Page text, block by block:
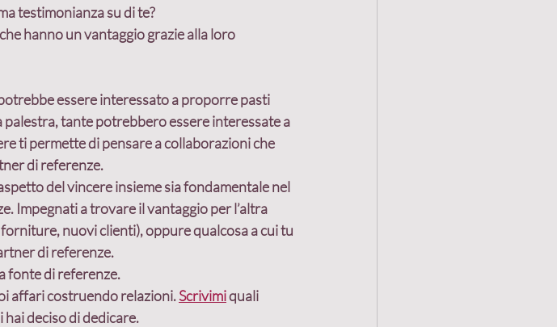
testimonianza su di te?
hanno un vantaggio grazie alla loro
essere interessato a proporre pasti
tante potrebbero essere interessate a
ti permette di pensare a collaborazioni che
di referenze.
del vincere insieme sia fondamentale nel
Impegnati a trovare il vantaggio per l’altra
nuovi clienti), oppure qualcosa a cui tu
di referenze.
fonte di referenze.
affari costruendo relazioni. Scrivimi quali
deciso di dedicare.